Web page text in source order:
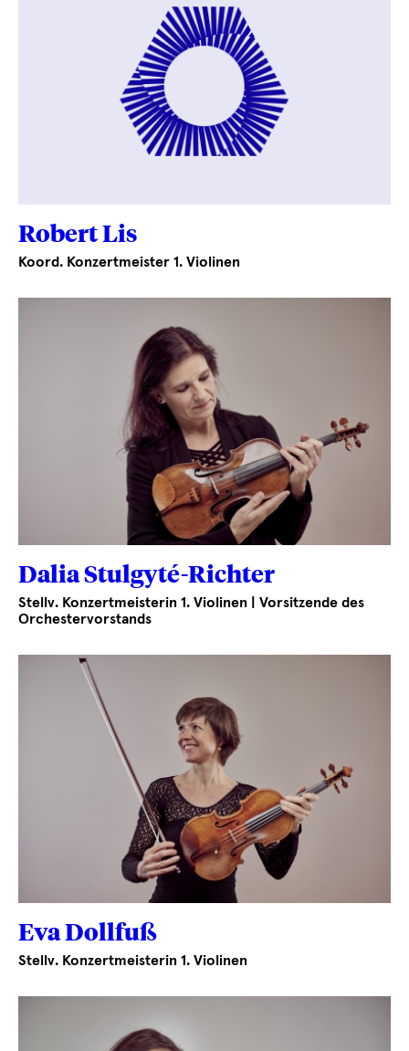
Robert Lis
Koord. Konzertmeister 1. Violinen
Dalia Stulgyté-Richter
Stellv. Konzertmeisterin 1. Violinen | Vorsitzende des
Orchestervorstands
Eva Dollfuß
Stellv. Konzertmeisterin 1. Violinen